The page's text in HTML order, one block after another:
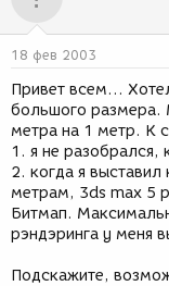
м
д
н
и
я
18 фев 2003
Привет всем...
большого размера.
метра на 1 метр. К
1. я не разобрался,
2. когда я выставил
метрам, 3ds max 5
Битмап.
рэндэринга у меня
Подскажите,